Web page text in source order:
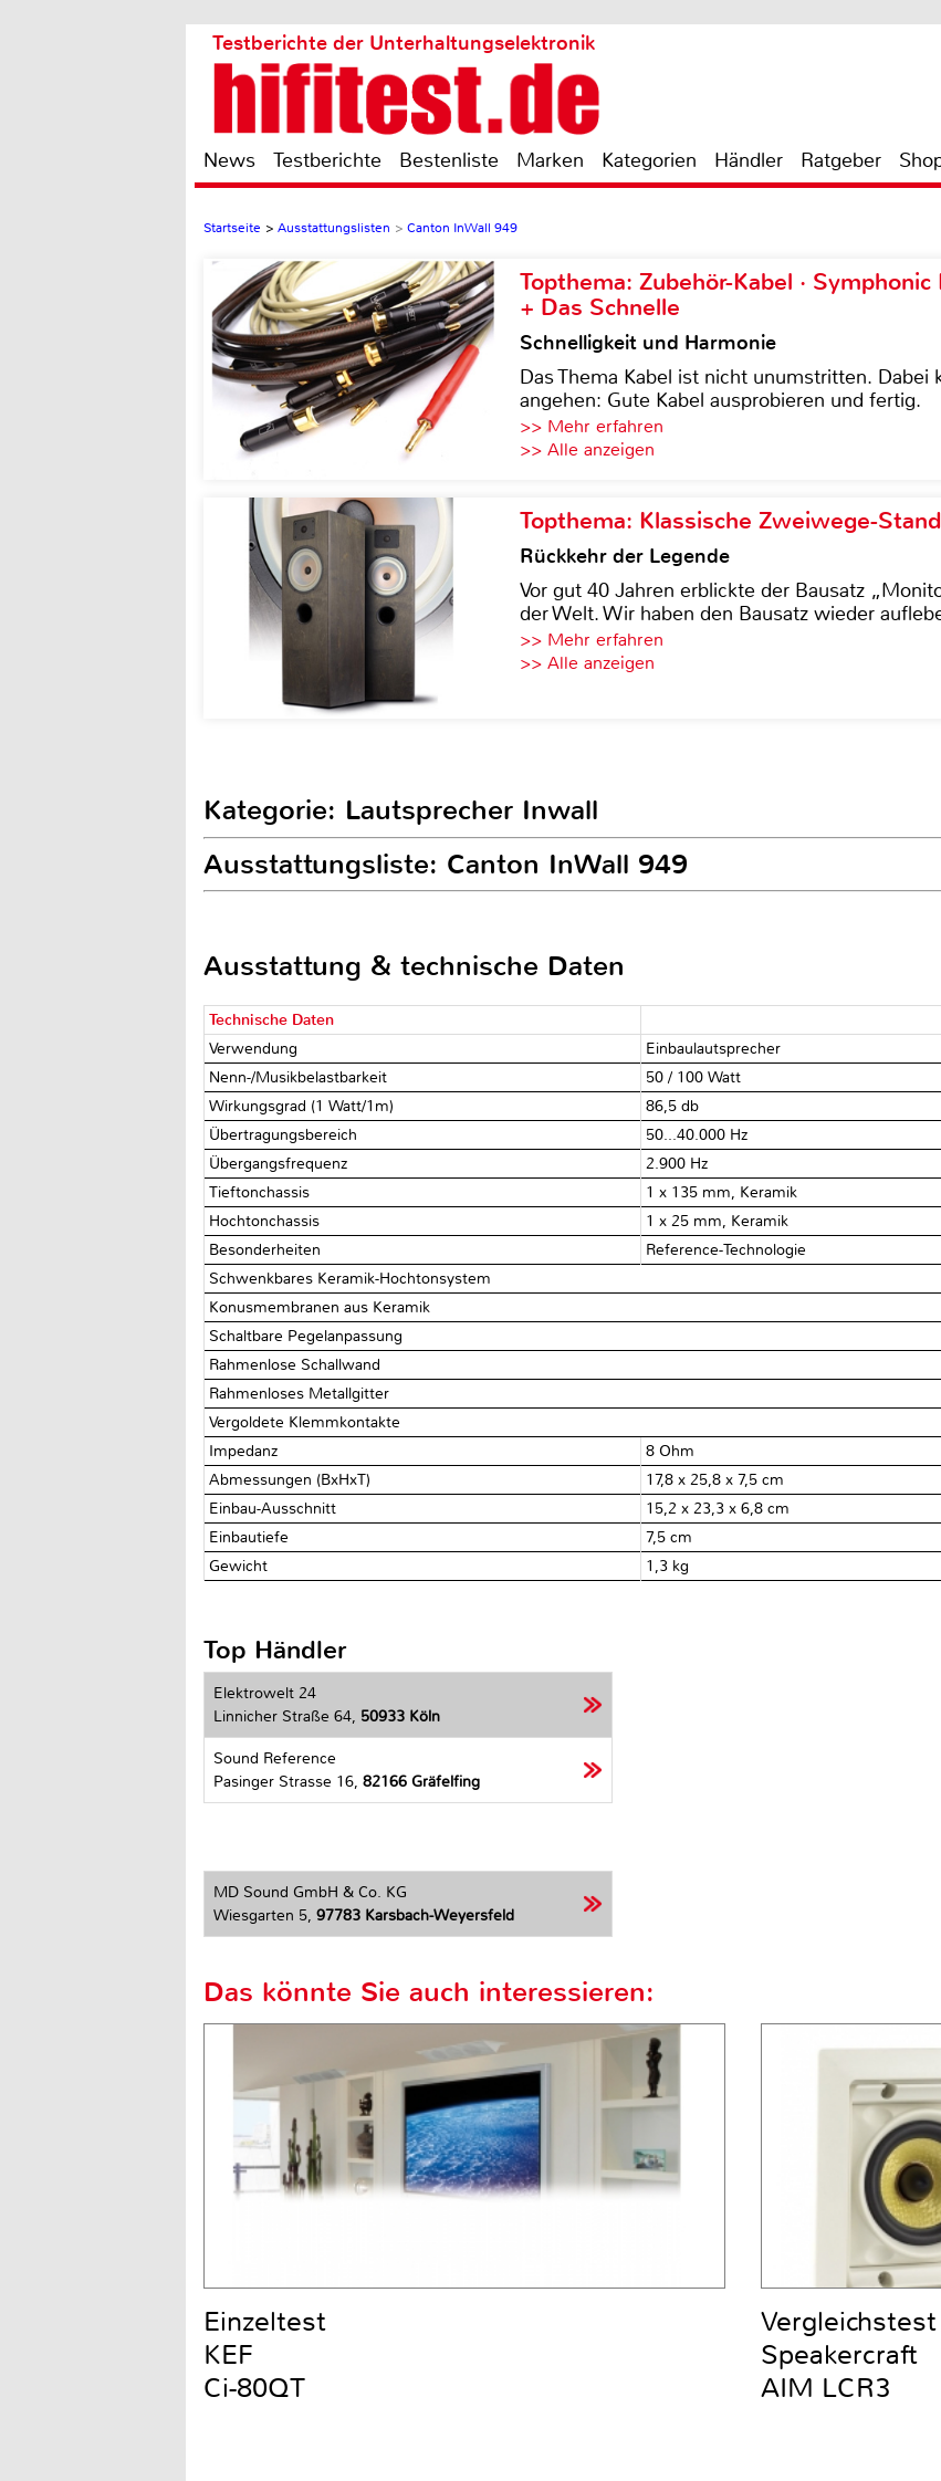
Testberichte der Unterhaltungselektronik
News Testberichte Bestenliste Marken Kategorien Händler Ratgeber
Startseite > Ausstattungslisten > Canton InWall 949
Topthema: Zubehör-Kabel ·
+ Das Schnelle
Schnelligkeit und Harmonie
Das Thema Kabel ist nicht unumstritten. Dabei
angehen: Gute Kabel ausprobieren und fertig.
>> Mehr erfahren
>> Alle anzeigen
Topthema: Klassische Zweiwege-
Rückkehr der Legende
Vor gut 40 Jahren erblickte der Bausatz
der Welt. Wir haben den Bausatz wieder
>> Mehr erfahren
>> Alle anzeigen
Kategorie: Lautsprecher Inwall
Ausstattungsliste: Canton InWall 949
Ausstattung & technische Daten
Technische Daten
Verwendung
Einbaulautsprecher
Nenn-/Musikbelastbarkeit
50 / 100 Watt
Wirkungsgrad (1 Watt/1m)
86,5 db
Übertragungsbereich
50...40.000 Hz
Übergangsfrequenz
2.900 Hz
Tieftonchassis
1 x 135 mm, Keramik
Hochtonchassis
1 x 25 mm, Keramik
Besonderheiten
Reference-Technologie
Schwenkbares Keramik-Hochtonsystem
Konusmembranen aus Keramik
Schaltbare Pegelanpassung
Rahmenlose Schallwand
Rahmenloses Metallgitter
Vergoldete Klemmkontakte
Impedanz
8 Ohm
Abmessungen (BxHxT)
17,8 x 25,8 x 7,5 cm
Einbau-Ausschnitt
15,2 x 23,3 x 6,8 cm
Einbautiefe
7,5 cm
Gewicht
1,3 kg
Top Händler
Elektrowelt 24
Linnicher Straße 64, 50933 Köln
Sound Reference
Pasinger Strasse 16, 82166 Gräfelfing
MD Sound GmbH & Co. KG
Wiesgarten 5, 97783 Karsbach-Weyersfeld
Das könnte Sie auch interessieren:
Einzeltest
KEF
Ci-80QT
Vergleichstest
Speakercraft
AIM LCR3